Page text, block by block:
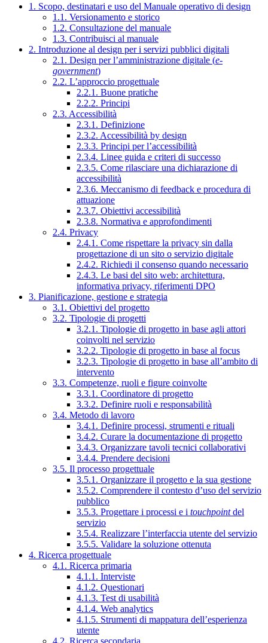
1. Scopo, destinatari e uso del Manuale operativo di design
1.1. Versionamento e storico
1.2. Consultazione del manuale
1.3. Contribuisci al manuale
2. Introduzione al design per i servizi pubblici digitali
2.1. Design per l’amministrazione digitale (e-
government)
2.2. L’approccio progettuale
2.2.1. Buone pratiche
2.2.2. Principi
2.3. Accessibilità
2.3.1. Definizione
2.3.2. Accessibilità by design
2.3.3. Principi per l’accessibilità
2.3.4. Linee guida e criteri di successo
2.3.5. Come rilasciare una dichiarazione di
accessibilità
2.3.6. Meccanismo di feedback e procedura di
attuazione
2.3.7. Obiettivi accessibilità
2.3.8. Normativa e approfondimenti
2.4. Privacy
2.4.1. Come rispettare la privacy sin dalla
progettazione di un sito o servizio digitale
2.4.2. Richiedi il consenso quando necessario
2.4.3. Le basi del sito web: architettura,
informativa privacy, riferimenti DPO
3. Pianificazione, gestione e strategia
3.1. Obiettivi del progetto
3.2. Tipologie di progetti
3.2.1. Tipologie di progetto in base agli attori
coinvolti nel servizio
3.2.2. Tipologie di progetto in base al focus
3.2.3. Tipologie di progetto in base all’ambito di
intervento
3.3. Competenze, ruoli e figure coinvolte
3.3.1. Coordinatore di progetto
3.3.2. Definire ruoli e responsabilità
3.4. Metodo di lavoro
3.4.1. Definire processi, strumenti e rituali
3.4.2. Curare la documentazione di progetto
3.4.3. Organizzare tavoli tecnici collaborativi
3.4.4. Prendere decisioni
3.5. Il processo progettuale
3.5.1. Organizzare il progetto e la sua gestione
3.5.2. Comprendere il contesto d’uso del servizio
pubblico
3.5.3. Progettare i processi e i touchpointdel
servizio
3.5.4. Realizzare l’interfaccia utente del servizio
3.5.5. Validare la soluzione ottenuta
4. Ricerca progettuale
4.1. Ricerca primaria
4.1.1. Interviste
4.1.2. Questionari
4.1.3. Test di usabilità
4.1.4. Web analytics
4.1.5. Strumenti di mappatura dell’esperienza
utente
4.2. Ricerca secondaria